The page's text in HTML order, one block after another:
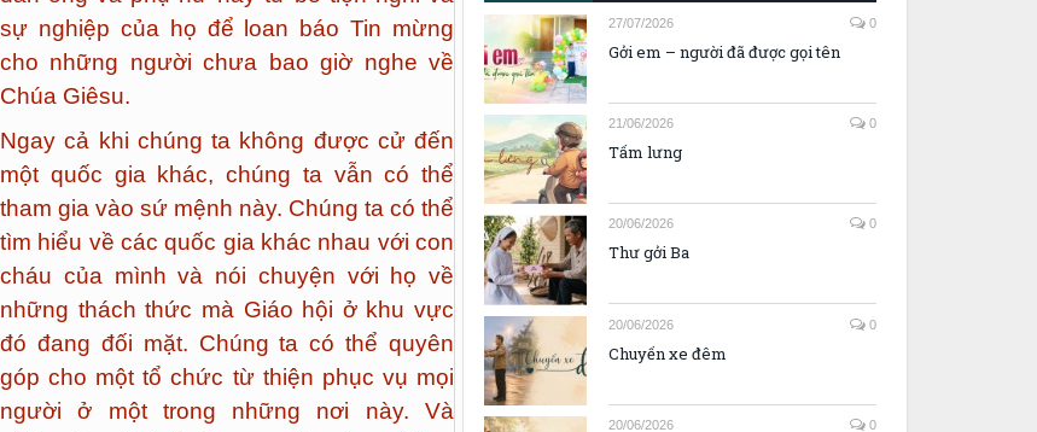
những người truyền giáo. Những người
đàn ông và phụ nữ này từ bỏ tiện nghi và
sự nghiệp của họ để loan báo Tin mừng
cho những người chưa bao giờ nghe về
Chúa Giêsu.
Ngay cả khi chúng ta không được cử đến
một quốc gia khác, chúng ta vẫn có thể
tham gia vào sứ mệnh này. Chúng ta có thể
tìm hiểu về các quốc gia khác nhau với con
cháu của mình và nói chuyện với họ về
những thách thức mà Giáo hội ở khu vực
đó đang đối mặt. Chúng ta có thể quyên
góp cho một tổ chức từ thiện phục vụ mọi
TÂM TÌNH HUYỀN NHIỆM ƠN GỌI
Gởi em – người đã được gọi tên
Tấm lưng
Thư gởi Ba
Chuyến xe đêm